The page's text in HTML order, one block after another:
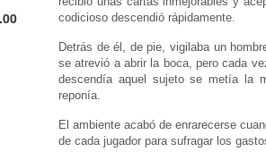
codicioso descendió rápidamente.
Detrás de él, de pie, vigilaba un
se atrevió a abrir la boca, pero cada
descendía aquel sujeto se metía la
reponía.
El ambiente acabó de enrarecerse
de cada jugador para sufragar los